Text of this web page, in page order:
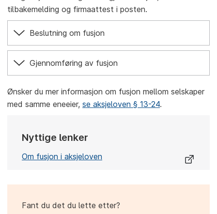
tilbakemelding og firmaattest i posten.
Beslutning om fusjon
Gjennomføring av fusjon
Ønsker du mer informasjon om fusjon mellom selskaper
med samme eneeier, se aksjeloven § 13-24.
Nyttige lenker
Om fusjon i aksjeloven
Fant du det du lette etter?